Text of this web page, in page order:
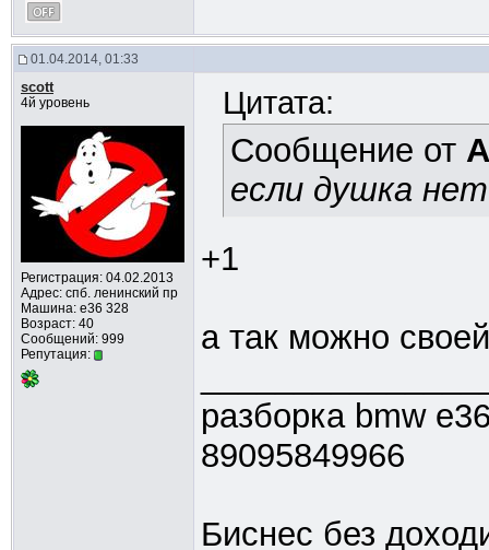
01.04.2014, 01:33
scott
4й уровень
Регистрация: 04.02.2013
Адрес: спб. ленинский пр
Машина: е36 328
Возраст: 40
Сообщений: 999
Репутация:
Цитата:
Сообщение от
если душка
+1
а так можно
разборка bmw
89095849966
Биснес без